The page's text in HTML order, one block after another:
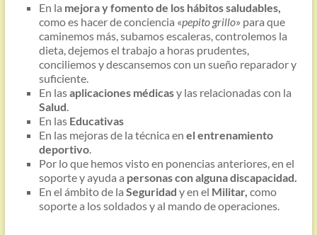
En la mejora y fomento de los hábitos saludables,
como es hacer de conciencia «pepito grillo» para que
caminemos más, subamos escaleras, controlemos la
dieta, dejemos el trabajo a horas prudentes,
conciliemos y descansemos con un sueño reparador y
suficiente.
En lasaplicaciones médicasy las relacionadas con la
Salud.
En las Educativas
En las mejoras de la técnica en el entrenamiento
deportivo.
Por lo que hemos visto en ponencias anteriores, en el
soporte y ayuda a personas con alguna discapacidad.
En el ámbito de la Seguridad y en el Militar, como
soporte a los soldados y al mando de operaciones.